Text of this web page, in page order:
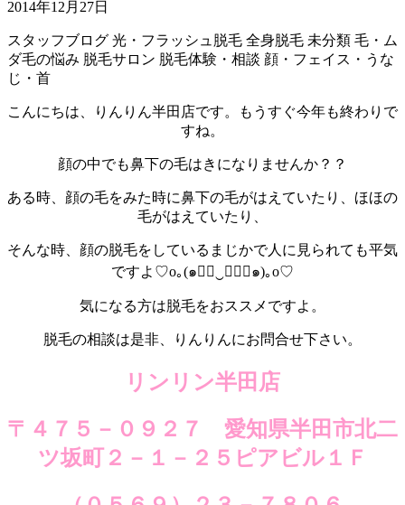
2014年12月27日
スタッフブログ 光・フラッシュ脱毛 全身脱毛 未分類 毛・ム
ダ毛の悩み 脱毛サロン 脱毛体験・相談 顔・フェイス・うな
じ・首
こんにちは、りんりん半田店です。もうすぐ今年も終わりで
すね。
顔の中でも鼻下の毛はきになりませんか？？
ある時、顔の毛をみた時に鼻下の毛がはえていたり、ほほの
毛がはえていたり、
そんな時、顔の脱毛をしているまじかで人に見られても平気
ですよ♡o｡(๑◕ฺ‿ฺ◕ฺ๑)｡o♡
気になる方は脱毛をおススメですよ。
脱毛の相談は是非、りんりんにお問合せ下さい。
リンリン半田店
〒４７５－０９２７ 愛知県半田市北二
ツ坂町２－１－２５ピアビル１Ｆ